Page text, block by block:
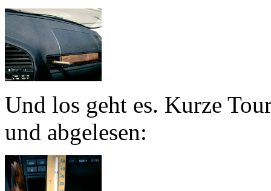
Und los geht es. Kurze
und abgelesen: